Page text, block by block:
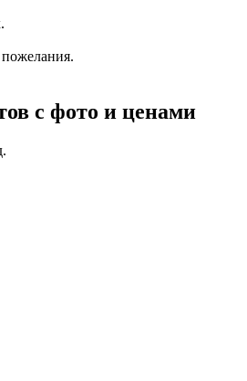
с фото и ценами